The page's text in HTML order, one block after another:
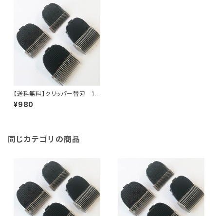
【送料無料】クリッパー替刃 1m
m
¥980
同じカテゴリの商品